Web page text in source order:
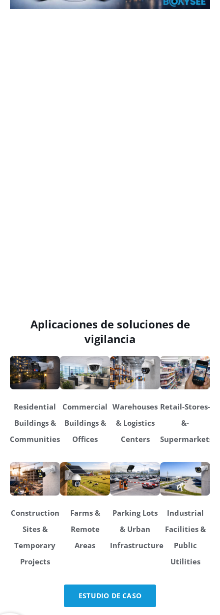
Aplicaciones de soluciones de
vigilancia
Residential
Buildings &
Communities
Commercial
Buildings &
Offices
Warehouses
& Logistics
Centers
Retail-Stores-
&-
Supermarkets
Construction
Sites &
Temporary
Projects
Farms &
Remote
Areas
Parking Lots
& Urban
Infrastructure
Industrial
Facilities &
Public
Utilities
ESTUDIO DE CASO